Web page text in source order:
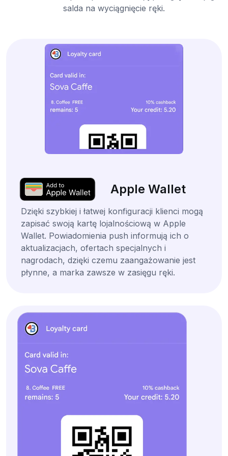
salda na wyciągnięcie ręki.
Apple Wallet
Dzięki szybkiej i łatwej konfiguracji klienci mogą
zapisać swoją kartę lojalnościową w Apple
Wallet. Powiadomienia push informują ich o
aktualizacjach, ofertach specjalnych i
nagrodach, dzięki czemu zaangażowanie jest
płynne, a marka zawsze w zasięgu ręki.